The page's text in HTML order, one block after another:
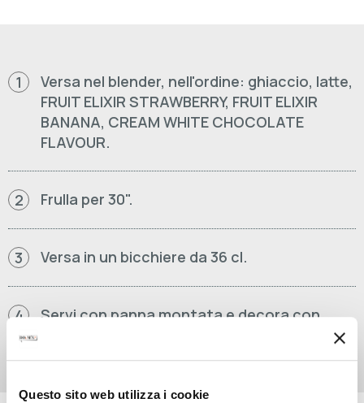
Questo sito web utilizza i cookie
1
Versa nel blender, nell'ordine: ghiaccio, latte,
FRUIT ELIXIR STRAWBERRY, FRUIT ELIXIR
BANANA, CREAM WHITE CHOCOLATE
FLAVOUR.
2 Frulla per 30".
3 Versa in un bicchiere da 36 cl.
4
Servi con panna montata e decora con